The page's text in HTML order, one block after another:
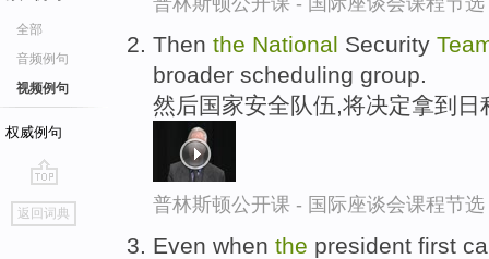
全部
音频例句
视频例句
权威例句
go
top
返回词典
Then the National Security
broader scheduling group.
然后国家安全队伍,将决定拿到日
普林斯顿公开课 - 国际座谈会课程节选
Even when the president first